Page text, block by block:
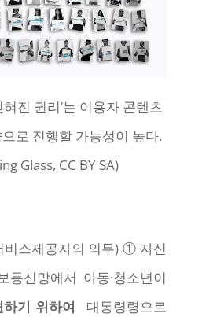
진 권리’는 이용자 콘텐츠
로 진행할 가능성이 높다.
Glass, CC BY SA)
비스제공자의 의무) ① 자신
통신망에서 아동·청소년이
하기 위하여
대통령령으로